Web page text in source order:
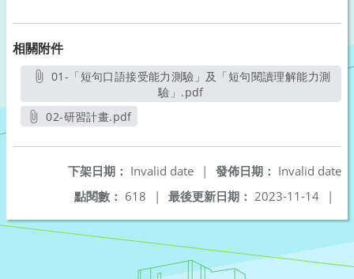
相關附件
驗」.pdf另開新視窗
02-研習計畫.pdf
發佈日期： Invalid date
下架日期： Invalid date
|
最後更新日期： 2023-11-14 |
點閱數： 618 |